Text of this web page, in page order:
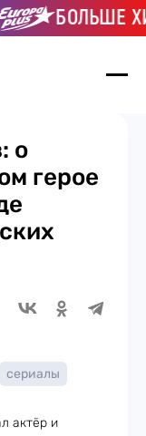
БОЛЬШЕ
о
герое
сериалы
актёр и